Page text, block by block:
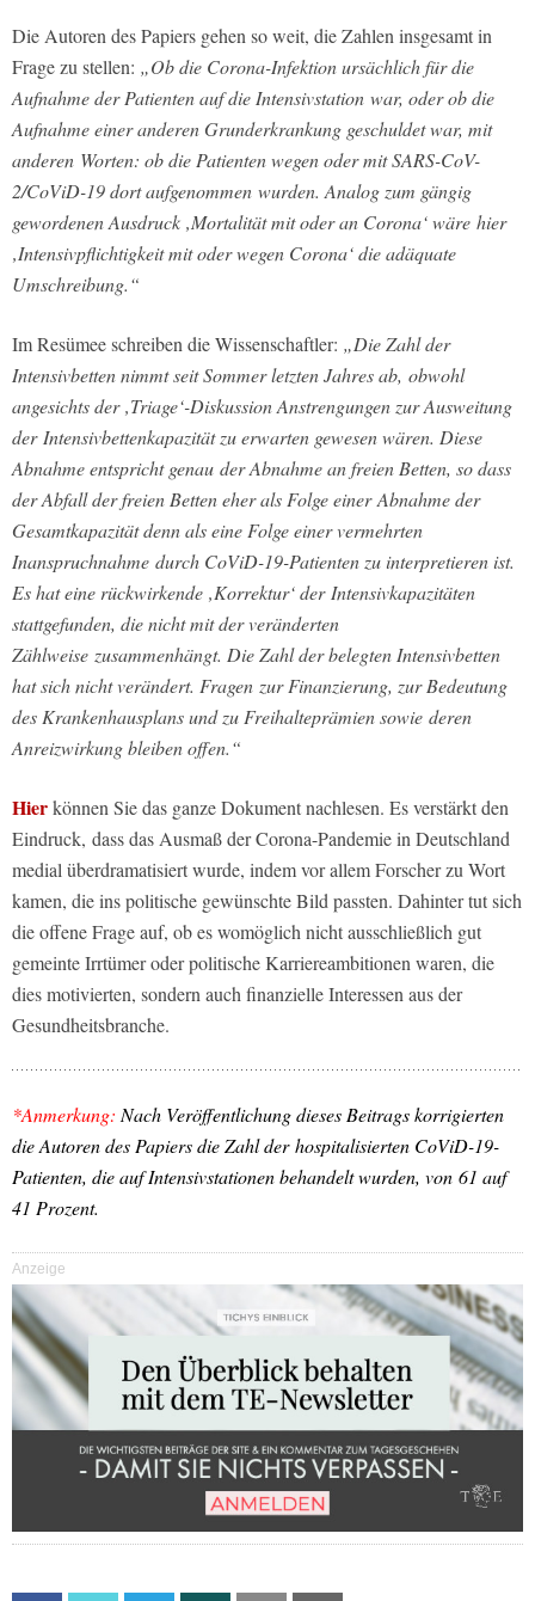
Die Autoren des Papiers gehen so weit, die Zahlen insgesamt in
Frage zu stellen: „Ob die Corona-Infektion ursächlich für die
Aufnahme der Patienten auf die Intensivstation war, oder ob die
Aufnahme einer anderen Grunderkrankung geschuldet war, mit
anderen Worten: ob die Patienten wegen oder mit SARS-CoV-
2/CoViD-19 dort aufgenommen wurden. Analog zum gängig
gewordenen Ausdruck ‚Mortalität mit oder an Corona‘ wäre hier
‚Intensivpflichtigkeit mit oder wegen Corona‘ die adäquate
Umschreibung.“
Im Resümee schreiben die Wissenschaftler: „Die Zahl der
Intensivbetten nimmt seit Sommer letzten Jahres ab, obwohl
angesichts der ‚Triage‘-Diskussion Anstrengungen zur Ausweitung
der Intensivbettenkapazität zu erwarten gewesen wären. Diese
Abnahme entspricht genau der Abnahme an freien Betten, so dass
der Abfall der freien Betten eher als Folge einer Abnahme der
Gesamtkapazität denn als eine Folge einer vermehrten
Inanspruchnahme durch CoViD-19-Patienten zu interpretieren ist.
Es hat eine rückwirkende ‚Korrektur‘ der Intensivkapazitäten
stattgefunden, die nicht mit der veränderten
Zählweise zusammenhängt. Die Zahl der belegten Intensivbetten
hat sich nicht verändert. Fragen zur Finanzierung, zur Bedeutung
des Krankenhausplans und zu Freihalteprämien sowie deren
Anreizwirkung bleiben offen.“
Hierkönnen Sie das ganze Dokument nachlesen. Es verstärkt den
Eindruck, dass das Ausmaß der Corona-Pandemie in Deutschland
medial überdramatisiert wurde, indem vor allem Forscher zu Wort
kamen, die ins politische gewünschte Bild passten. Dahinter tut sich
die offene Frage auf, ob es womöglich nicht ausschließlich gut
gemeinte Irrtümer oder politische Karriereambitionen waren, die
dies motivierten, sondern auch finanzielle Interessen aus der
Gesundheitsbranche.
*Anmerkung: Nach Veröffentlichung dieses Beitrags korrigierten
die Autoren des Papiers die Zahl der hospitalisierten CoViD-19-
Patienten, die auf Intensivstationen behandelt wurden, von 61 auf
41 Prozent.
Anzeige